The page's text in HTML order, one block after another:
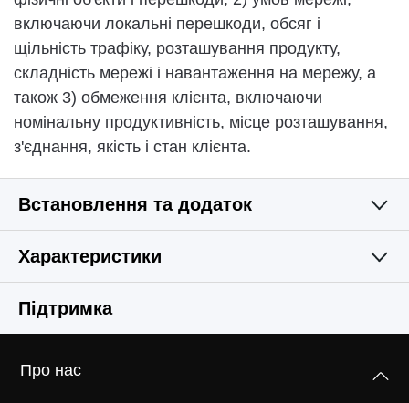
включаючи локальні перешкоди, обсяг і
щільність трафіку, розташування продукту,
складність мережі і навантаження на мережу, а
також 3) обмеження клієнта, включаючи
номінальну продуктивність, місце розташування,
з'єднання, якість і стан клієнта.
Встановлення та додаток
Простий і функціональний
Характеристики
БЕЗДРОТОВА МЕРЕЖА
IEEE 802.11n, IEEE 802.11g, IEEE 802.11b
Підтримка
Про нас